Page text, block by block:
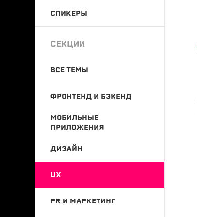
СПИКЕРЫ
СЕКЦИИ
ВСЕ ТЕМЫ
ФРОНТЕНД И БЭКЕНД
МОБИЛЬНЫЕ
ПРИЛОЖЕНИЯ
ДИЗАЙН
UX
PR И МАРКЕТИНГ